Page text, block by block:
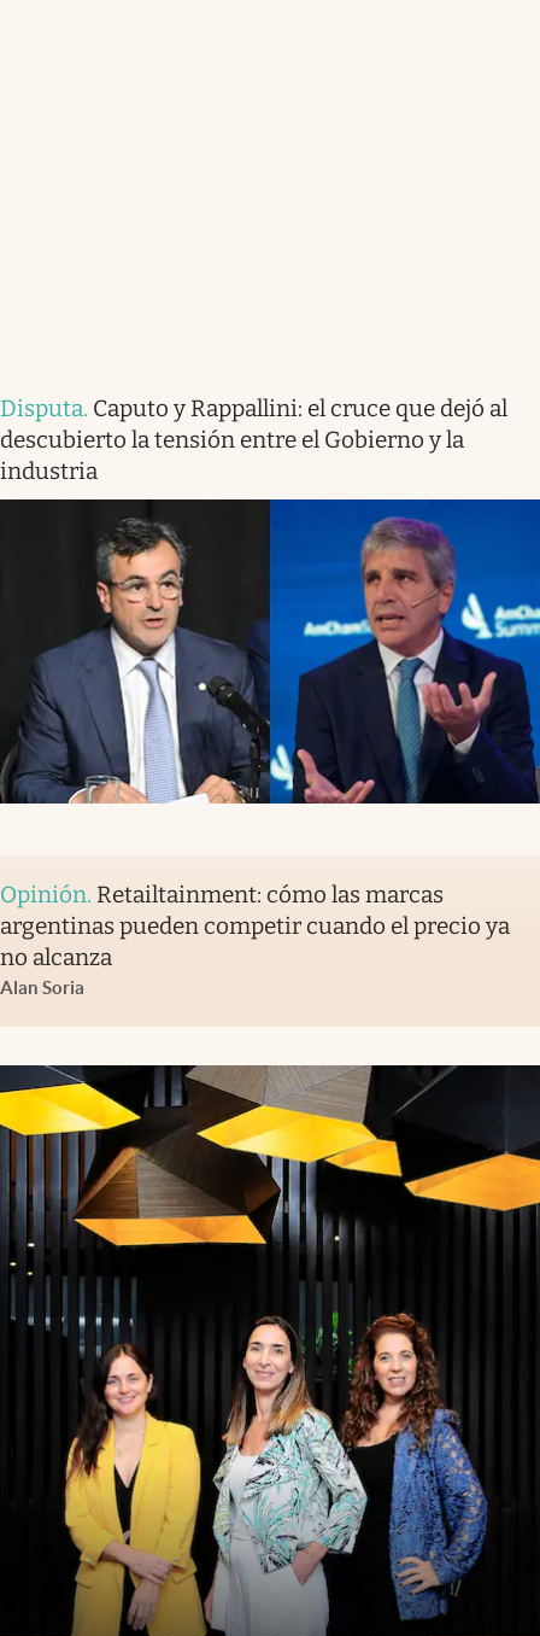
Disputa. Caputo y Rappallini: el cruce que dejó al
descubierto la tensión entre el Gobierno y la
industria
Opinión. Retailtainment: cómo las marcas
argentinas pueden competir cuando el precio ya
no alcanza
Alan Soria